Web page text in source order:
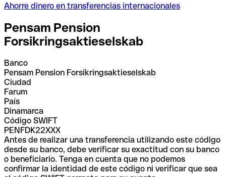
Ahorre dinero en transferencias internacionales
Pensam Pension
Forsikringsaktieselskab
Banco
Pensam Pension Forsikringsaktieselskab
Ciudad
Farum
País
Dinamarca
Código SWIFT
PENFDK22XXX
Antes de realizar una transferencia utilizando este código
desde su banco, debe verificar su exactitud con su banco
o beneficiario. Tenga en cuenta que no podemos
confirmar la identidad de este código ni verificar que sea